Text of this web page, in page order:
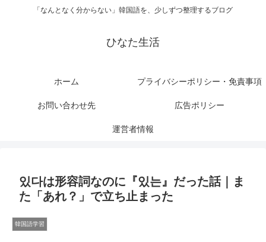
「なんとなく分からない」韓国語を、少しずつ整理するブログ
ひなた生活
ホーム プライバシーポリシー・免責事項
お問い合わせ先 広告ポリシー
運営者情報
있다は形容詞なのに『있는』だった話｜ま
た「あれ？」で立ち止まった
韓国語学習